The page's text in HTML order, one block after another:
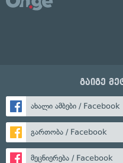
გაიგე
ახალი ამბები / Facebook
გართობა / Facebook
მეცნიერება / Facebook